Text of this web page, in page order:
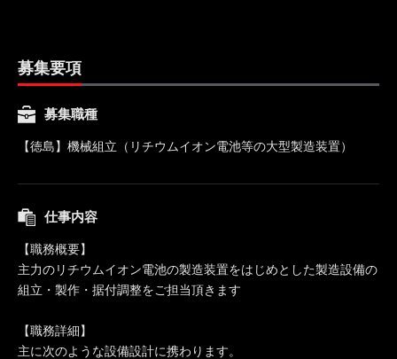
募集要項
募集職種
【徳島】機械組立（リチウムイオン電池等の大型製造装置）
仕事内容
【職務概要】
主力のリチウムイオン電池の製造装置をはじめとした製造設備の
組立・製作・据付調整をご担当頂きます
【職務詳細】
主に次のような設備設計に携わります。